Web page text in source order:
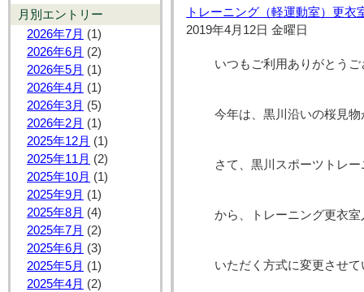
月別エントリー
2026年7月 (1)
2026年6月 (2)
2026年5月 (1)
2026年4月 (1)
2026年3月 (5)
2026年2月 (1)
2025年12月 (1)
2025年11月 (2)
2025年10月 (1)
2025年9月 (1)
2025年8月 (4)
2025年7月 (2)
2025年6月 (3)
2025年5月 (1)
2025年4月 (2)
トレーニング（軽運動室）更
2019年4月12日 金曜日
いつもご利用ありがとう
今年は、黒川沿いの桜見
さて、黒川スポーツトレ
から、トレーニング更衣
いただく方式に変更させ